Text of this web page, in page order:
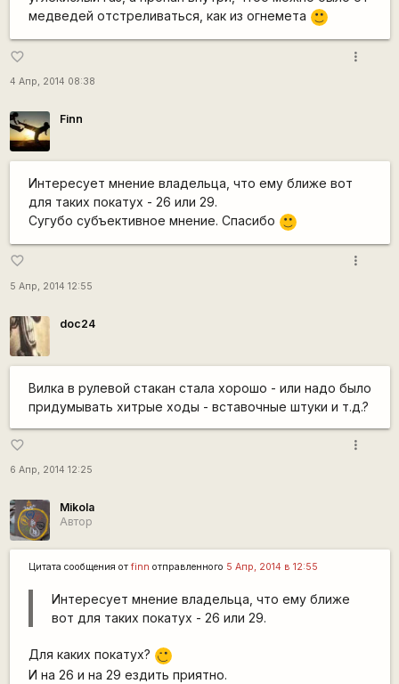
медведей отстреливаться, как из огнемета
:)
favorite_border
4 Апр, 2014 08:38
more_vert
Finn
Интересует мнение владельца, что ему ближе вот
для таких покатух - 26 или 29.
Cугубо субъективное мнение. Спасибо
:)
favorite_border
5 Апр, 2014 12:55
more_vert
doc24
Вилка в рулевой стакан стала хорошо - или надо было
придумывать хитрые ходы - вставочные штуки и т.д.?
favorite_border
6 Апр, 2014 12:25
more_vert
Mikola
Автор
Цитата сообщения от finn отправленного 5 Апр, 2014 в 12:55
Интересует мнение владельца, что ему ближе
вот для таких покатух - 26 или 29.
Для каких покатух?
;)
И на 26 и на 29 ездить приятно.